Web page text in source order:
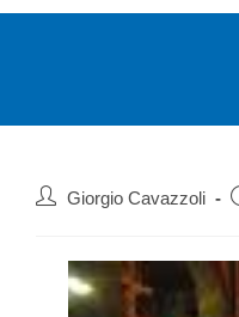
Giorgio Cavazzoli